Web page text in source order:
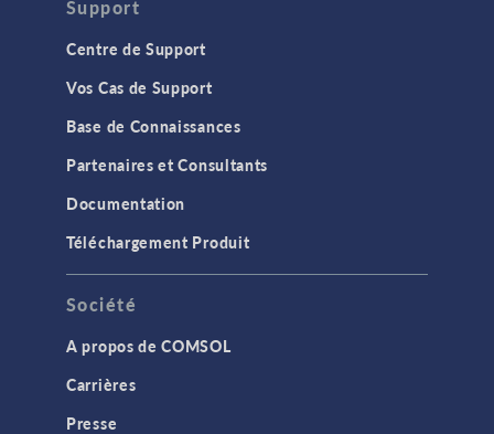
Support
Centre de Support
Vos Cas de Support
Base de Connaissances
Partenaires et Consultants
Documentation
Téléchargement Produit
Société
A propos de COMSOL
Carrières
Presse